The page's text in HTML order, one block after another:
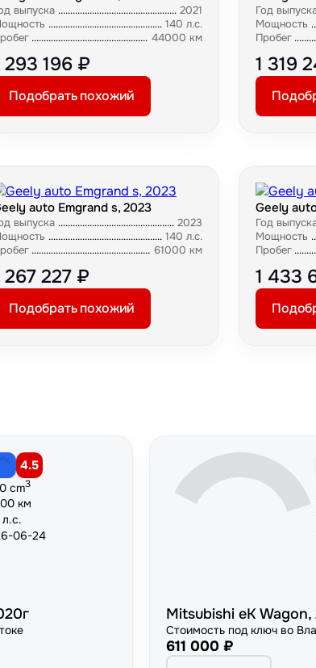
выпуска
2021
140 л.с.
44000 км
293 196 ₽
Подобрать похожий
Год
Мощность
Пробег
1 319
auto Emgrand s, 2023
выпуска
2023
140 л.с.
61000 км
267 227 ₽
Подобрать похожий
Geely
Год
Мощность
Пробег
1 433
4.5
cm3
км
06-24
Mitsubishi eK Wagon,
Стоимость под ключ во
611 000 ₽